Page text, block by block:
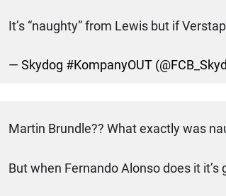
It’s “naughty” from Lewis but if
— Skydog #KompanyOUT
Martin Brundle?? What exactly was
But when Fernando Alonso does it it’s